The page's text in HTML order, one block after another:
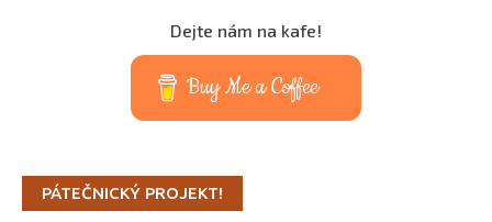
Dejte nám na kafe!
Buy Me a Coffee
PÁTEČNICKÝ PROJEKT!